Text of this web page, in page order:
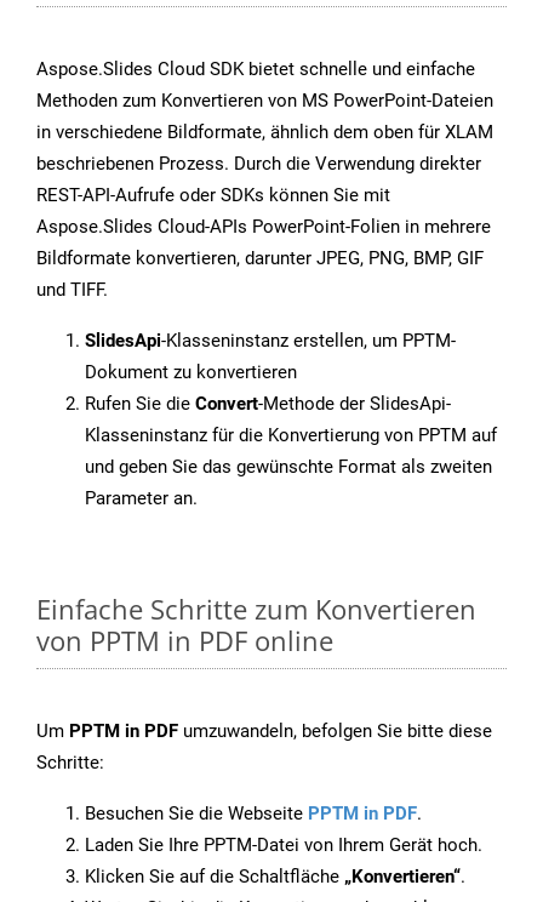
Aspose.Slides Cloud SDK bietet schnelle und einfache
Methoden zum Konvertieren von MS PowerPoint-Dateien
in verschiedene Bildformate, ähnlich dem oben für XLAM
beschriebenen Prozess. Durch die Verwendung direkter
REST-API-Aufrufe oder SDKs können Sie mit
Aspose.Slides Cloud-APIs PowerPoint-Folien in mehrere
Bildformate konvertieren, darunter JPEG, PNG, BMP, GIF
und TIFF.
SlidesApi-Klasseninstanz erstellen, um PPTM-
Dokument zu konvertieren
Rufen Sie die Convert-Methode der SlidesApi-
Klasseninstanz für die Konvertierung von PPTM auf
und geben Sie das gewünschte Format als zweiten
Parameter an.
Einfache Schritte zum Konvertieren
von PPTM in PDF online
Um PPTM in PDF umzuwandeln, befolgen Sie bitte diese
Schritte:
Besuchen Sie die Webseite PPTM in PDF.
Laden Sie Ihre PPTM-Datei von Ihrem Gerät hoch.
Klicken Sie auf die Schaltfläche „Konvertieren“.